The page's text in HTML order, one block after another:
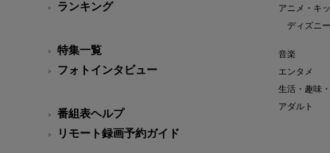
ランキング
特集一覧
フォトインタビュー
番組表ヘルプ
リモート録画予約ガイド
アニメ・キ
ディズニー
音楽
エンタメ
生活・趣味
アダルト